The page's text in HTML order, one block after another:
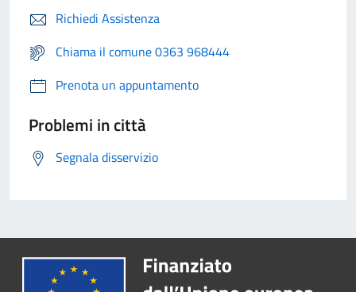
Richiedi Assistenza
Chiama il comune 0363 968444
Prenota un appuntamento
Problemi in città
Segnala disservizio